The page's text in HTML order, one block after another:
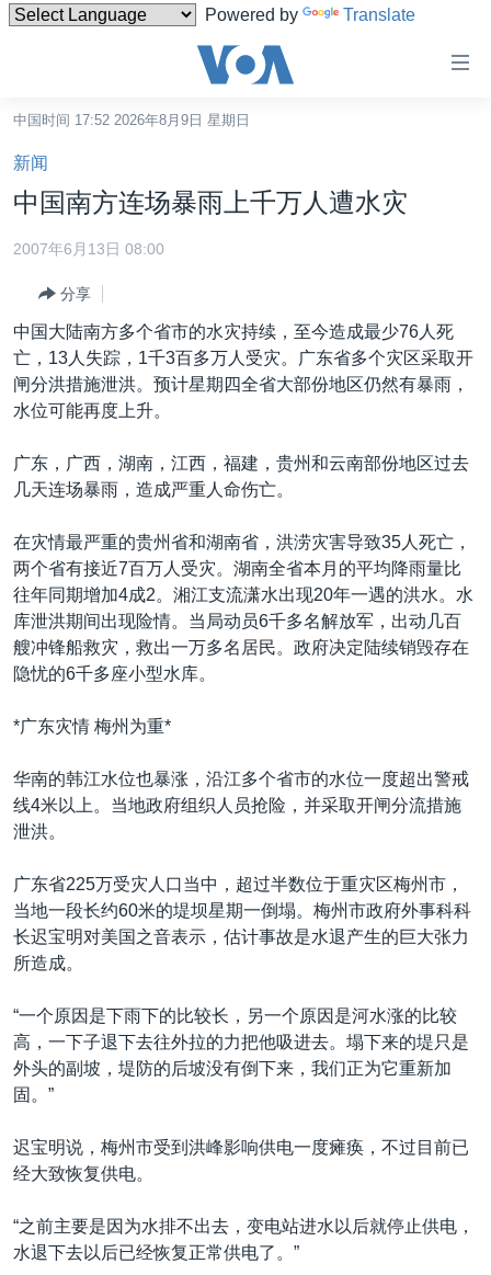
Powered by Translate
碍
链
接
转
转
检
港澳
国际
最新国际新闻
印太
中东
欧洲
非洲
美洲
全球议题
分类新闻
经济·金融·贸易
人权·法律·宗教
科教·文娱·体健
军事
劳工
环境
美中关系
热点专题
白宫要闻
国会报道
美中关系
美国建国250周年
埃博拉疫情
重要讲话与声明
台海两岸关系
南中国海争端
关注新疆
GEN Z 看美国
VOA视频
VOA今日焦点
中文广播
关注我们
其他语言网站
中国时间 17:52 2026年8月9日 星期日
新闻
中国南方连场暴雨上千万人遭水灾
2007年6月13日 08:00
分享
中国大陆南方多个省市的水灾持续，至今造成最少76人死
亡，13人失踪，1千3百多万人受灾。广东省多个灾区采取开
闸分洪措施泄洪。预计星期四全省大部份地区仍然有暴雨，
水位可能再度上升。
广东，广西，湖南，江西，福建，贵州和云南部份地区过去
几天连场暴雨，造成严重人命伤亡。
在灾情最严重的贵州省和湖南省，洪涝灾害导致35人死亡，
两个省有接近7百万人受灾。湖南全省本月的平均降雨量比
往年同期增加4成2。湘江支流潇水出现20年一遇的洪水。水
库泄洪期间出现险情。当局动员6千多名解放军，出动几百
艘冲锋船救灾，救出一万多名居民。政府决定陆续销毁存在
隐忧的6千多座小型水库。
*广东灾情 梅州为重*
华南的韩江水位也暴涨，沿江多个省市的水位一度超出警戒
线4米以上。当地政府组织人员抢险，并采取开闸分流措施
泄洪。
广东省225万受灾人口当中，超过半数位于重灾区梅州市，
当地一段长约60米的堤坝星期一倒塌。梅州市政府外事科科
长迟宝明对美国之音表示，估计事故是水退产生的巨大张力
所造成。
“一个原因是下雨下的比较长，另一个原因是河水涨的比较
高，一下子退下去往外拉的力把他吸进去。塌下来的堤只是
外头的副坡，堤防的后坡没有倒下来，我们正为它重新加
固。”
迟宝明说，梅州市受到洪峰影响供电一度瘫痪，不过目前已
经大致恢复供电。
“之前主要是因为水排不出去，变电站进水以后就停止供电，
水退下去以后已经恢复正常供电了。”